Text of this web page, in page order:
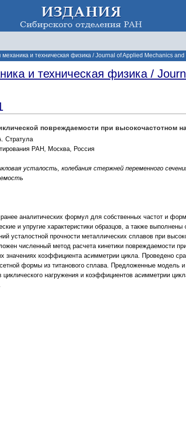
механика и техническая физика / Journal of Applied Mechanics
и техническая физика /
повреждаемости при высокочастотном
Стратула
РАН, Москва, Россия
усталость, колебания стержней переменного
аналитических формул для собственных частот и
и упругие характеристики образцов, а также
усталостной прочности металлических сплавов при
численный метод расчета кинетики повреждаемости
значениях коэффициента асимметрии цикла. Проведено
формы из титанового сплава. Предложенные модель
нагружения и коэффициентов асимметрии